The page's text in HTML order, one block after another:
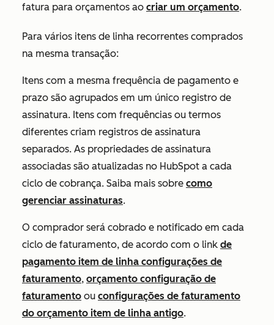
fatura para orçamentos ao criar um orçamento.
Para vários itens de linha recorrentes comprados
na mesma transação:
Itens com a mesma frequência de pagamento e
prazo são agrupados em um único registro de
assinatura. Itens com frequências ou termos
diferentes criam registros de assinatura
separados. As propriedades de assinatura
associadas são atualizadas no HubSpot a cada
ciclo de cobrança. Saiba mais sobre como
gerenciar assinaturas.
O comprador será cobrado e notificado em cada
ciclo de faturamento, de acordo com o link de
pagamento item de linha configurações de
faturamento, orçamento configuração de
faturamento ou configurações de faturamento
do orçamento item de linha antigo.